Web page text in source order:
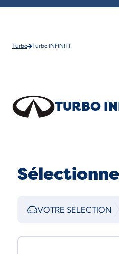
Turbo Turbo INFINITI
TURBO
VOTRE SÉLECTION